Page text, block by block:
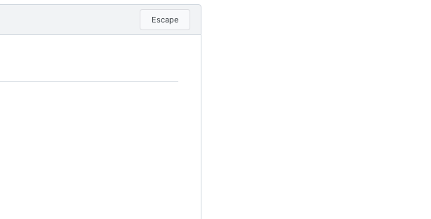
Escape